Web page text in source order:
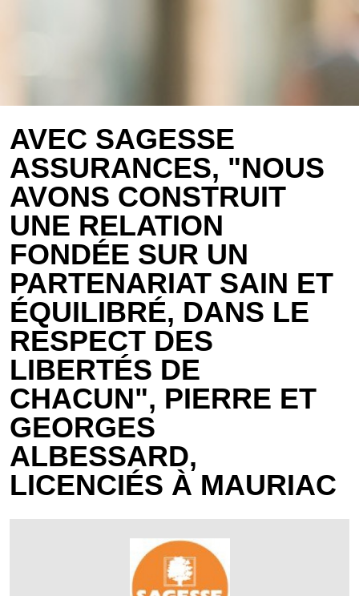
AVEC SAGESSE
ASSURANCES, "NOUS
AVONS CONSTRUIT
UNE RELATION
FONDÉE SUR UN
PARTENARIAT SAIN ET
ÉQUILIBRÉ, DANS LE
RESPECT DES
LIBERTÉS DE
CHACUN", PIERRE ET
GEORGES
ALBESSARD,
LICENCIÉS À MAURIAC